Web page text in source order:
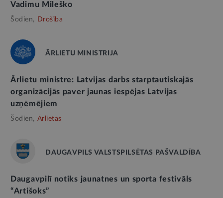
Vadimu Mileško
Šodien, Drošība
ĀRLIETU MINISTRIJA
Ārlietu ministre: Latvijas darbs starptautiskajās
organizācijās paver jaunas iespējas Latvijas
uzņēmējiem
Šodien, Ārlietas
DAUGAVPILS VALSTSPILSĒTAS PAŠVALDĪBA
Daugavpilī notiks jaunatnes un sporta festivāls
“Artišoks”